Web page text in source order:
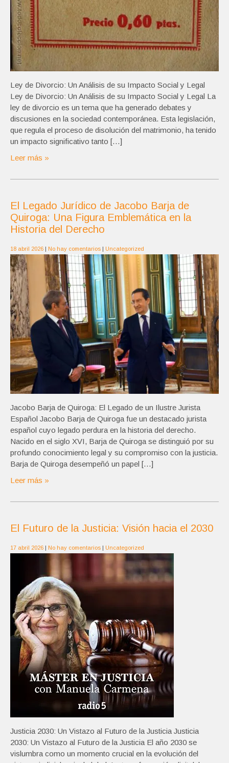
Ley de Divorcio: Un Análisis de su Impacto Social y Legal
Ley de Divorcio: Un Análisis de su Impacto Social y Legal La
ley de divorcio es un tema que ha generado debates y
discusiones en la sociedad contemporánea. Esta legislación,
que regula el proceso de disolución del matrimonio, ha tenido
un impacto significativo tanto […]
Leer más »
El Legado Jurídico de Jacobo Barja de
Quiroga: Una Figura Emblemática en la
Historia del Derecho
18 abril 2026 No hay comentarios Uncategorized
Jacobo Barja de Quiroga: El Legado de un Ilustre Jurista
Español Jacobo Barja de Quiroga fue un destacado jurista
español cuyo legado perdura en la historia del derecho.
Nacido en el siglo XVI, Barja de Quiroga se distinguió por su
profundo conocimiento legal y su compromiso con la justicia.
Barja de Quiroga desempeñó un papel […]
Leer más »
El Futuro de la Justicia: Visión hacia el 2030
17 abril 2026 | No hay comentarios | Uncategorized
Justicia 2030: Un Vistazo al Futuro de la Justicia Justicia
2030: Un Vistazo al Futuro de la Justicia El año 2030 se
vislumbra como un momento crucial en la evolución del